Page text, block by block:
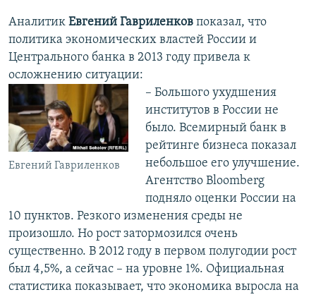
Аналитик Евгений Гавриленков показал, что
политика экономических властей России и
Центрального банка в 2013 году привела к
осложнению ситуации:
Евгений Гавриленков
– Большого ухудшения
институтов в России не
было. Всемирный банк в
рейтинге бизнеса показал
небольшое его улучшение.
Агентство Bloomberg
подняло оценки России на
10 пунктов. Резкого изменения среды не
произошло. Но рост затормозился очень
существенно. В 2012 году в первом полугодии рост
был 4,5%, а сейчас – на уровне 1%. Официальная
статистика показывает, что экономика выросла на